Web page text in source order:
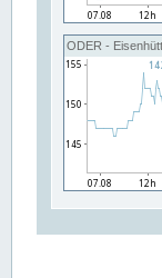
ODER -